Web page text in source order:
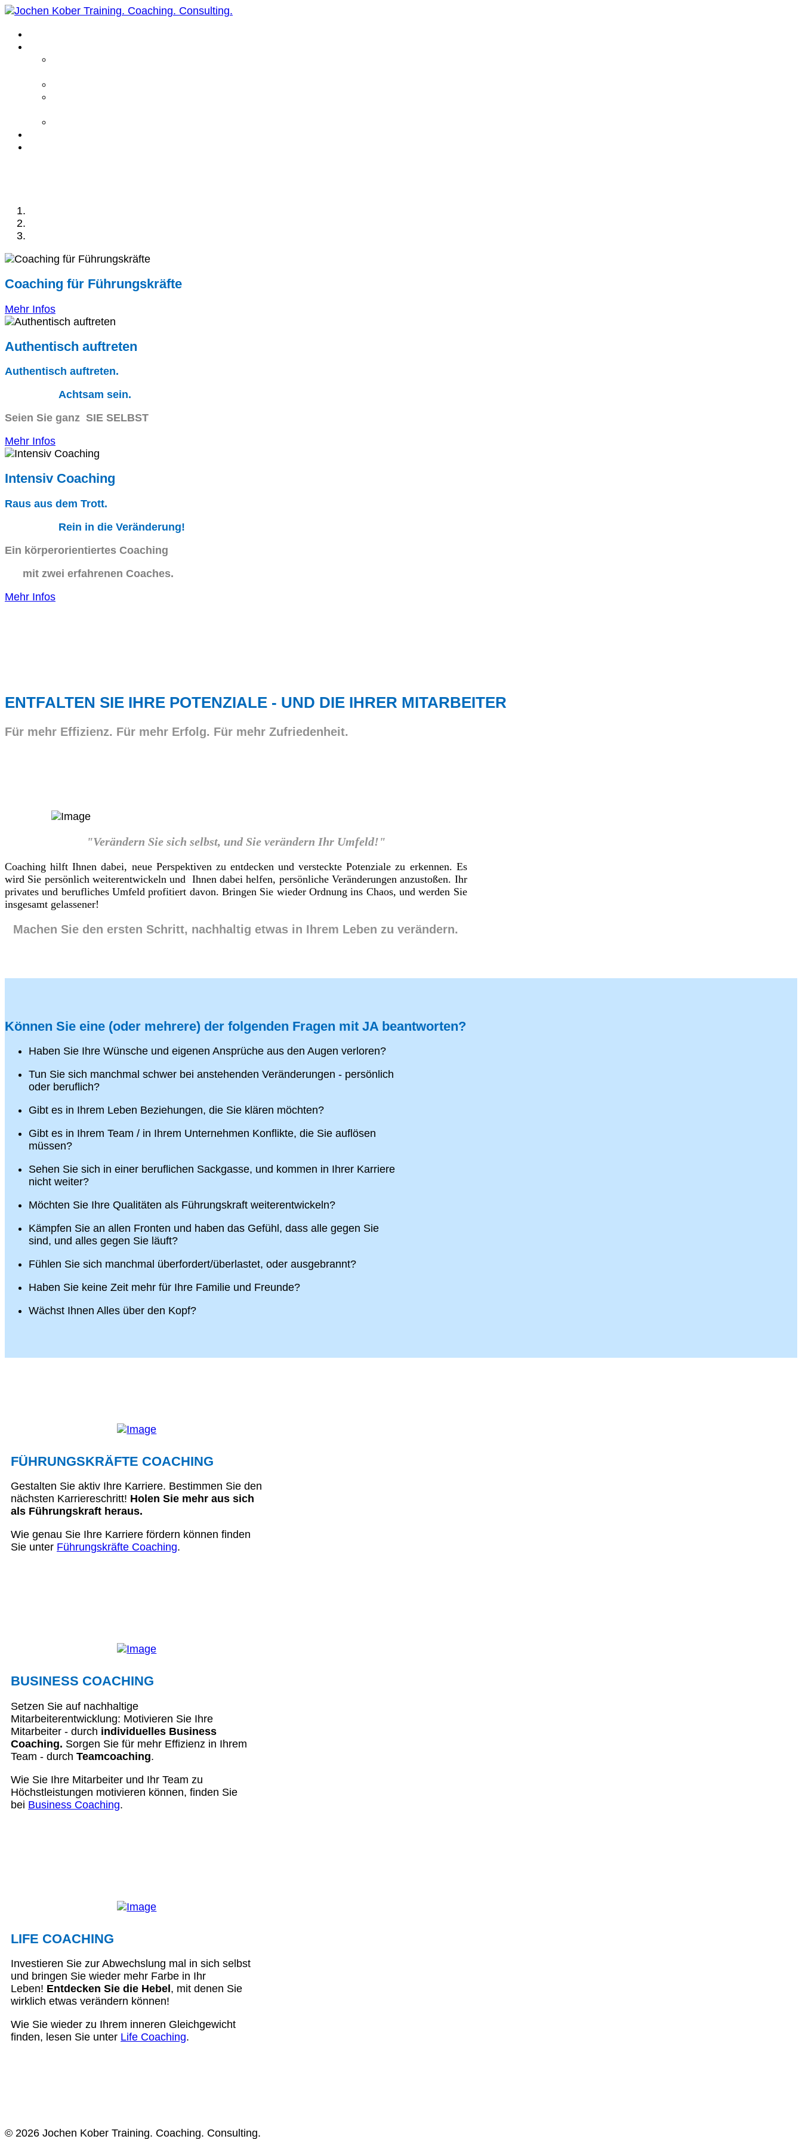
Coaching für Führungskräfte
Mehr Infos
Authentisch auftreten
Authentisch auftreten.
Achtsam sein.
Seien Sie ganz SIE SELBST
Mehr Infos
Intensiv Coaching
Raus aus dem Trott.
Rein in die Veränderung!
Ein körperorientiertes Coaching
mit zwei erfahrenen Coaches.
Mehr Infos
ENTFALTEN SIE IHRE POTENZIALE - UND DIE IHRER MITARBEITER
Für mehr Effizienz. Für mehr Erfolg. Für mehr Zufriedenheit.
"Verändern Sie sich selbst, und Sie verändern Ihr Umfeld!"
Coaching hilft Ihnen dabei, neue Perspektiven zu entdecken und versteckte Potenziale zu erkennen. Es
wird Sie persönlich weiterentwickeln und Ihnen dabei helfen, persönliche Veränderungen anzustoßen. Ihr
privates und berufliches Umfeld profitiert davon. Bringen Sie wieder Ordnung ins Chaos, und werden Sie
insgesamt gelassener!
Machen Sie den ersten Schritt, nachhaltig etwas in Ihrem Leben zu verändern.
Können Sie eine (oder mehrere) der folgenden Fragen mit JA beantworten?
Haben Sie Ihre Wünsche und eigenen Ansprüche aus den Augen verloren?
Tun Sie sich manchmal schwer bei anstehenden Veränderungen - persönlich
oder beruflich?
Gibt es in Ihrem Leben Beziehungen, die Sie klären möchten?
Gibt es in Ihrem Team / in Ihrem Unternehmen Konflikte, die Sie auflösen
müssen?
Sehen Sie sich in einer beruflichen Sackgasse, und kommen in Ihrer Karriere
nicht weiter?
Möchten Sie Ihre Qualitäten als Führungskraft weiterentwickeln?
Kämpfen Sie an allen Fronten und haben das Gefühl, dass alle gegen Sie
sind, und alles gegen Sie läuft?
Fühlen Sie sich manchmal überfordert/überlastet, oder ausgebrannt?
Haben Sie keine Zeit mehr für Ihre Familie und Freunde?
Wächst Ihnen Alles über den Kopf?
FÜHRUNGSKRÄFTE COACHING
Gestalten Sie aktiv Ihre Karriere. Bestimmen Sie den
nächsten Karriereschritt! Holen Sie mehr aus sich
als Führungskraft heraus.
Wie genau Sie Ihre Karriere fördern können finden
Sie unter Führungskräfte Coaching.
BUSINESS COACHING
Setzen Sie auf nachhaltige
Mitarbeiterentwicklung: Motivieren Sie Ihre
Mitarbeiter - durch individuelles Business
Coaching. Sorgen Sie für mehr Effizienz in Ihrem
Team - durch Teamcoaching.
Wie Sie Ihre Mitarbeiter und Ihr Team zu
Höchstleistungen motivieren können, finden Sie
bei Business Coaching.
LIFE COACHING
Investieren Sie zur Abwechslung mal in sich selbst
und bringen Sie wieder mehr Farbe in Ihr
Leben! Entdecken Sie die Hebel, mit denen Sie
wirklich etwas verändern können!
Wie Sie wieder zu Ihrem inneren Gleichgewicht
finden, lesen Sie unter Life Coaching.
© 2026 Jochen Kober Training. Coaching. Consulting.